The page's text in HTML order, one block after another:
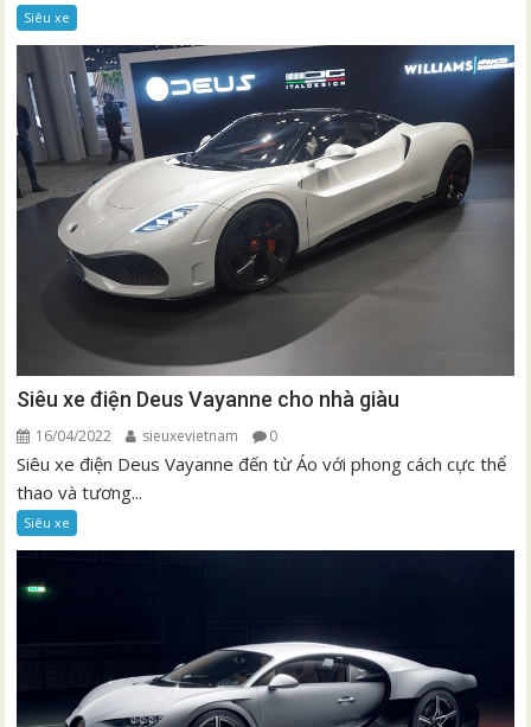
Siêu xe
Siêu xe điện Deus Vayanne cho nhà giàu
16/04/2022 sieuxevietnam 0
Siêu xe điện Deus Vayanne đến từ Áo với phong cách cực thể
thao và tương...
Siêu xe